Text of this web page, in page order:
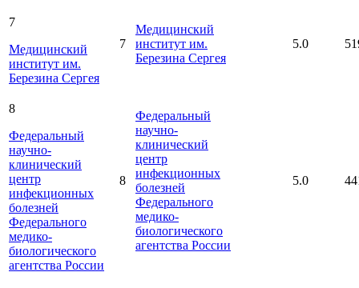
7
Медицинский
институт им.
Березина Сергея
7
Медицинский
институт им.
Березина Сергея
5.0
8
Федеральный
научно-
клинический
центр
инфекционных
болезней
Федерального
медико-
биологического
агентства России
8
Федеральный
научно-
клинический
центр
инфекционных
болезней
Федерального
медико-
биологического
агентства России
5.0